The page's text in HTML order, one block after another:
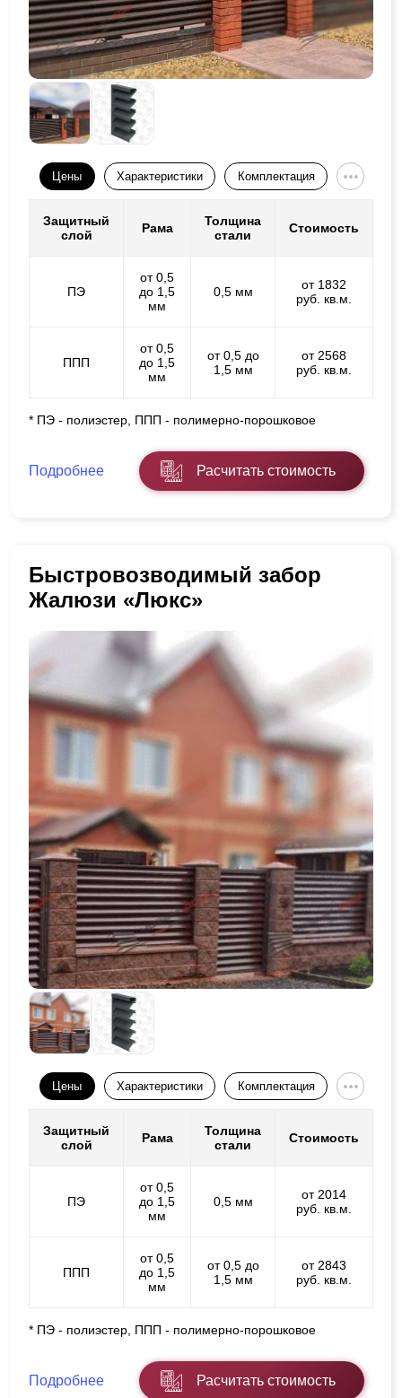
Цены Характеристики Комплектация
Защитный
слой
Рама
Толщина
стали
Стоимость
ПЭ
от 0,5
до 1,5
мм
0,5 мм
от 1832
руб. кв.м.
ППП
от 0,5
до 1,5
мм
от 0,5 до
1,5 мм
от 2568
руб. кв.м.
* ПЭ - полиэстер, ППП - полимерно-порошковое
Подробнее Расчитать стоимость
Быстровозводимый забор
Жалюзи «Люкс»
Цены Характеристики Комплектация
Защитный
слой
Рама
Толщина
стали
Стоимость
ПЭ
от 0,5
до 1,5
мм
0,5 мм
от 2014
руб. кв.м.
ППП
от 0,5
до 1,5
мм
от 0,5 до
1,5 мм
от 2843
руб. кв.м.
* ПЭ - полиэстер, ППП - полимерно-порошковое
Подробнее Расчитать стоимость